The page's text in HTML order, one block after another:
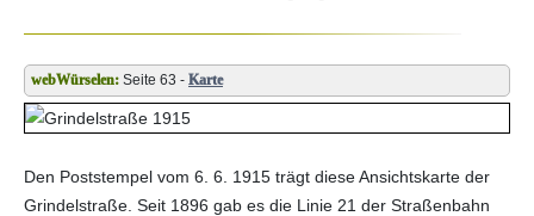
Seite 63 - Karte
Den Poststempel vom 6. 6. 1915 trägt diese Ansichtskarte der
Grindelstraße. Seit 1896 gab es die Linie 21 der Straßenbahn